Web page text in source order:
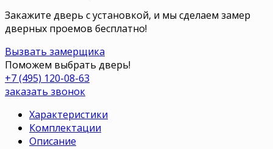
Закажите дверь с установкой, и мы сделаем замер
дверных проемов бесплатно!
Вызвать замерщика
Поможем выбрать дверь!
+7 (495) 120-08-63
заказать звонок
Характеристики
Комплектации
Описание